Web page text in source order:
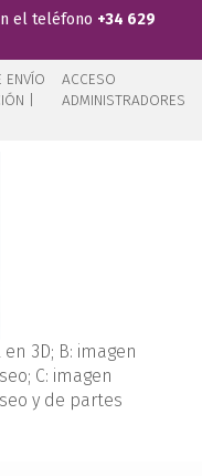
el teléfono +34 629
ENVÍO
|
ACCESO
ADMINISTRADORES
3D; B: imagen
C: imagen
y de partes